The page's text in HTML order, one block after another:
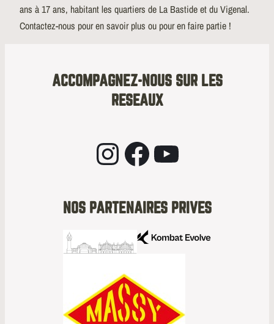
ans à 17 ans, habitant les quartiers de La Bastide et du Vigenal.
Contactez-nous pour en savoir plus ou pour en faire partie !
ACCOMPAGNEZ-NOUS SUR LES
RESEAUX
Instagram Facebook YouTube
NOS PARTENAIRES PRIVES